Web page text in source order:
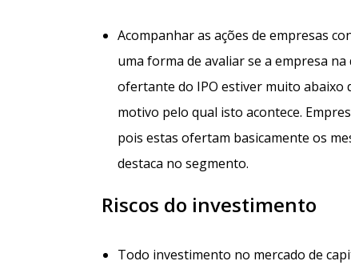
Acompanhar as ações de empresas
uma forma de avaliar se a empresa
ofertante do IPO estiver muito abaixo
motivo pelo qual isto acontece.
pois estas ofertam basicamente os
destaca no segmento.
Riscos do investimento
Todo investimento no mercado de